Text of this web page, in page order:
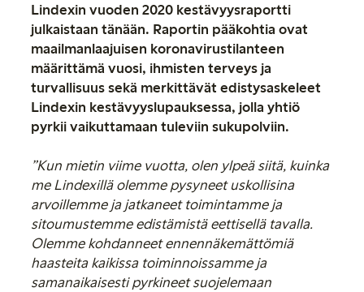
Lindexin vuoden 2020 kestävyysraportti
julkaistaan tänään. Raportin pääkohtia ovat
maailmanlaajuisen koronavirustilanteen
määrittämä vuosi, ihmisten terveys ja
turvallisuus sekä merkittävät edistysaskeleet
Lindexin kestävyyslupauksessa, jolla yhtiö
pyrkii vaikuttamaan tuleviin sukupolviin.
”Kun mietin viime vuotta, olen ylpeä siitä, kuinka
me Lindexillä olemme pysyneet uskollisina
arvoillemme ja jatkaneet toimintamme ja
sitoumustemme edistämistä eettisellä tavalla.
Olemme kohdanneet ennennäkemättömiä
haasteita kaikissa toiminnoissamme ja
samanaikaisesti pyrkineet suojelemaan